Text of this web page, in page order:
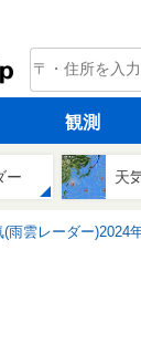
tenki.jp
観測
ー 天
雨雲レーダー)2024